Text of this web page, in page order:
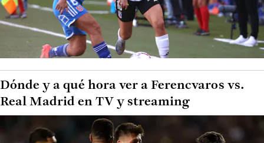
Dónde y a qué hora ver a Ferencvaros vs.
Real Madrid en TV y streaming